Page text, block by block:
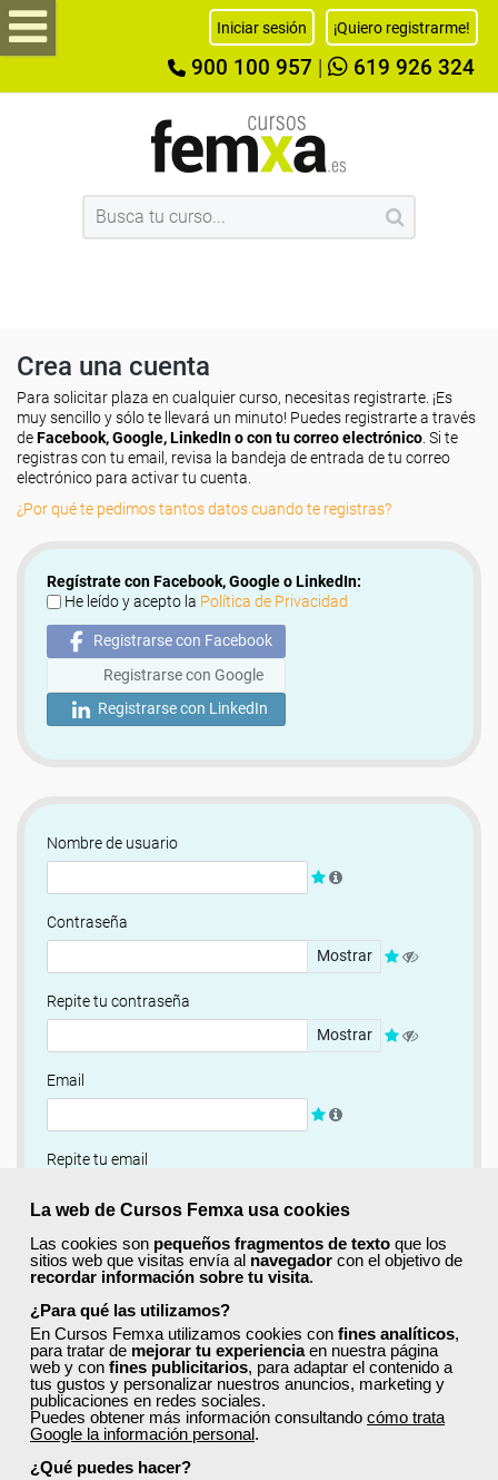
La web de Cursos Femxa usa cookies
Las cookies son pequeños fragmentos de texto que los
sitios web que visitas envía al navegador con el objetivo de
recordar información sobre tu visita.
¿Para qué las utilizamos?
En Cursos Femxa utilizamos cookies con fines analíticos,
para tratar de mejorar tu experienciaen nuestra página
web y con fines publicitarios, para adaptar el contenido a
tus gustos y personalizar nuestros anuncios, marketing y
publicaciones en redes sociales.
Puedes obtener más información consultando cómo trata
Google la información personal.
¿Qué puedes hacer?
Iniciar sesión ¡Quiero registrarme!
900 100 957 619 926 324
Crea una cuenta
Para solicitar plaza en cualquier curso, necesitas registrarte. ¡Es
muy sencillo y sólo te llevará un minuto! Puedes registrarte a través
deFacebook, Google, LinkedIn o con tu correo electrónico . Si te
registras con tu email, revisa la bandeja de entrada de tu correo
electrónico para activar tu cuenta.
¿Por qué te pedimos tantos datos cuando te registras?
Regístrate con Facebook, Google o LinkedIn:
He leído y acepto la Política de Privacidad
Registrarse con Facebook
Registrarse con Google
Registrarse con LinkedIn
Nombre de usuario
Contraseña
Mostrar
Repite tu contraseña
Mostrar
Email
Repite tu email
¿Quieres completar ahora tu perfil?
Si
No, completaré mi perfil más adelante
Newsletter
Si, quiero recibir información sobre cursos, ofertas
exclusivas y recursos para el aprendizaje.
Términos y condiciones
He leído y acepto la